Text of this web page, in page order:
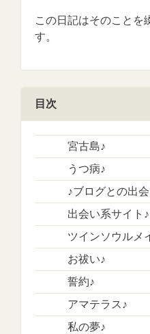
この日記はそのことを
す。
目次
宮古島♪
うつ病♪
♪ブログとの出
出会い系サイト♪
ツインソウルメ
お祓い♪
誓約♪
アマテラス♪
私の夢♪